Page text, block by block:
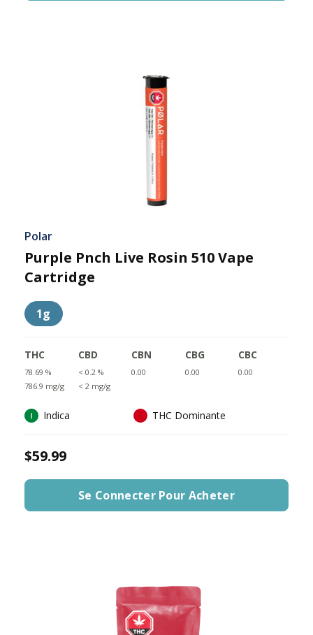
Polar
Purple Pnch Live Rosin 510 Vape
Cartridge
1g
THC
78.69 %
786.9 mg/g
CBD
< 0.2 %
< 2 mg/g
CBN
0.00
CBG
0.00
CBC
0.00
Indica THC Dominante
$59.99
Se Connecter Pour Acheter